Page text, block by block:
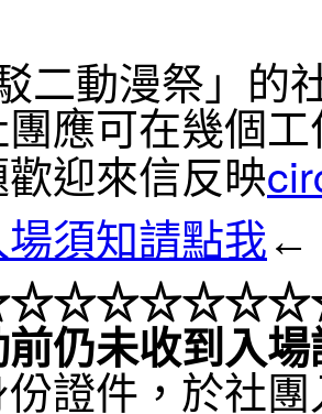
二動漫祭」的
團應可在幾個
迎來信反映
須知請點我 ←
☆☆☆
仍未收到入場
證件，於社